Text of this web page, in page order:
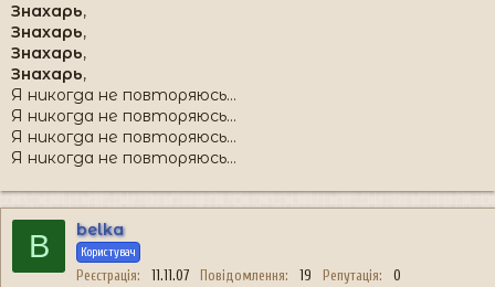
Знахарь,
Знахарь,
Знахарь,
Знахарь,
Я никогда не повторяюсь...
Я никогда не повторяюсь...
Я никогда не повторяюсь...
Я никогда не повторяюсь...
B belka
Користувач
Реєстрація 11.11.07 Повідомлення 19 Репутація 0